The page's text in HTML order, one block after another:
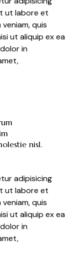
ut labore et
quis
ut aliquip ex ea
in
nisl.
adipisicing
ut labore et
quis
ut aliquip ex ea
in